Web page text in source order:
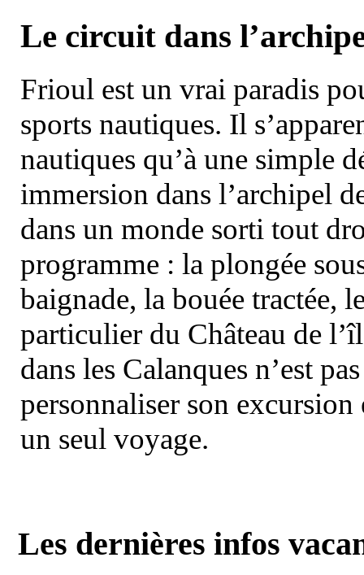
Le circuit dans
Frioul est un vrai paradis
sports nautiques. Il
nautiques qu’à une simple
immersion dans l’archipel
dans un monde sorti tout
programme : la plongée
baignade, la bouée tractée,
particulier du Château de
dans les Calanques n’est
personnaliser son
un seul voyage.
Les dernières infos